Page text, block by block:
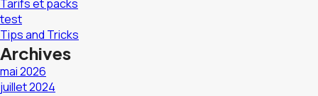
Tarifs et packs
test
Tips and Tricks
Archives
mai 2026
juillet 2024